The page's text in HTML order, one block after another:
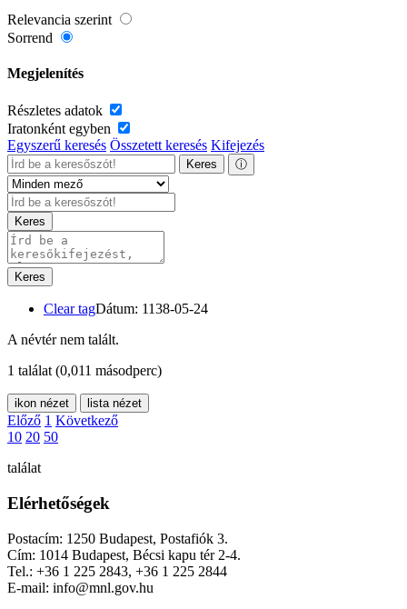
Relevancia szerint
Sorrend
Megjelenítés
Részletes adatok
Iratonként egyben
Egyszerű keresés Összetett keresés Kifejezés
Keres ⓘ
Keres
Keres
Clear tagDátum: 1138-05-24
A névtér nem talált.
1 találat (0,011 másodperc)
ikon nézet lista nézet
Előző 1 Következő
10 20 50
találat
Elérhetőségek
Postacím: 1250 Budapest, Postafiók 3.
Cím: 1014 Budapest, Bécsi kapu tér 2-4.
Tel.: +36 1 225 2843, +36 1 225 2844
E-mail: info@mnl.gov.hu